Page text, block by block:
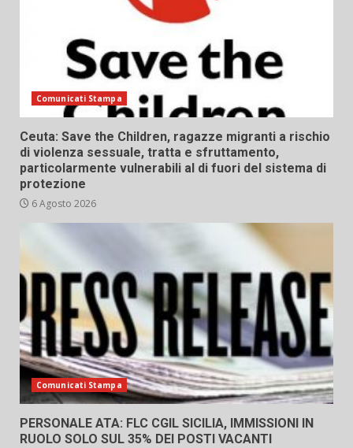
Comunicati Stampa
Ceuta: Save the Children, ragazze migranti a rischio
di violenza sessuale, tratta e sfruttamento,
particolarmente vulnerabili al di fuori del sistema di
protezione
6 Agosto 2026
Comunicati Stampa
PERSONALE ATA: FLC CGIL SICILIA, IMMISSIONI IN
RUOLO SOLO SUL 35% DEI POSTI VACANTI